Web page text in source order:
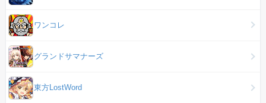
ワンコレ
グランドサマナーズ
東方LostWord